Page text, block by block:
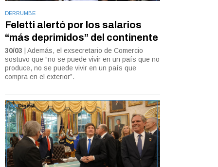
DERRUMBE
Feletti alertó por los salarios
“más deprimidos” del continente
30/03 | Además, el exsecretario de Comercio
sostuvo que “no se puede vivir en un país que no
produce, no se puede vivir en un país que
compra en el exterior”.